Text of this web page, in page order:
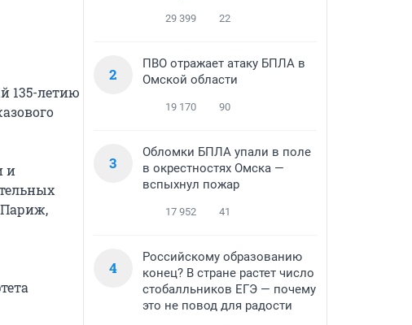
135-летию
и
Париж,
29 399 22
2
ПВО отражает атаку БПЛА в
Омской области
19 170 90
3
Обломки БПЛА упали в поле
в окрестностях Омска —
вспыхнул пожар
17 952 41
4
Российскому образованию
конец? В стране растет число
стобалльников ЕГЭ — почему
это не повод для радости